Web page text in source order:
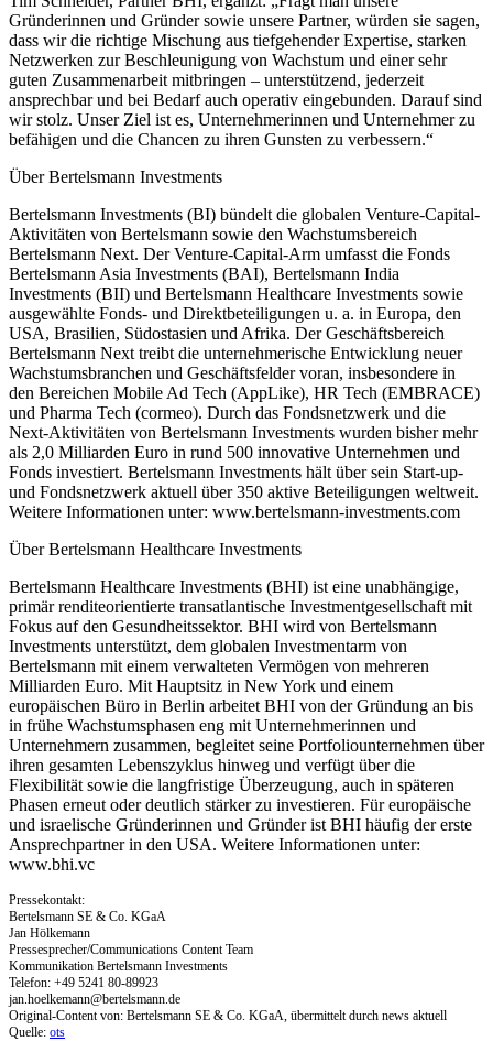
Gründerinnen und Gründer sowie unsere Partner, würden sie sagen,
dass wir die richtige Mischung aus tiefgehender Expertise, starken
Netzwerken zur Beschleunigung von Wachstum und einer sehr
guten Zusammenarbeit mitbringen – unterstützend, jederzeit
ansprechbar und bei Bedarf auch operativ eingebunden. Darauf sind
wir stolz. Unser Ziel ist es, Unternehmerinnen und Unternehmer zu
befähigen und die Chancen zu ihren Gunsten zu verbessern.“
Über Bertelsmann Investments
Bertelsmann Investments (BI) bündelt die globalen Venture-Capital-
Aktivitäten von Bertelsmann sowie den Wachstumsbereich
Bertelsmann Next. Der Venture-Capital-Arm umfasst die Fonds
Bertelsmann Asia Investments (BAI), Bertelsmann India
Investments (BII) und Bertelsmann Healthcare Investments sowie
ausgewählte Fonds- und Direktbeteiligungen u. a. in Europa, den
USA, Brasilien, Südostasien und Afrika. Der Geschäftsbereich
Bertelsmann Next treibt die unternehmerische Entwicklung neuer
Wachstumsbranchen und Geschäftsfelder voran, insbesondere in
den Bereichen Mobile Ad Tech (AppLike), HR Tech (EMBRACE)
und Pharma Tech (cormeo). Durch das Fondsnetzwerk und die
Next-Aktivitäten von Bertelsmann Investments wurden bisher mehr
als 2,0 Milliarden Euro in rund 500 innovative Unternehmen und
Fonds investiert. Bertelsmann Investments hält über sein Start-up-
und Fondsnetzwerk aktuell über 350 aktive Beteiligungen weltweit.
Weitere Informationen unter: www.bertelsmann-investments.com
Über Bertelsmann Healthcare Investments
Bertelsmann Healthcare Investments (BHI) ist eine unabhängige,
primär renditeorientierte transatlantische Investmentgesellschaft mit
Fokus auf den Gesundheitssektor. BHI wird von Bertelsmann
Investments unterstützt, dem globalen Investmentarm von
Bertelsmann mit einem verwalteten Vermögen von mehreren
Milliarden Euro. Mit Hauptsitz in New York und einem
europäischen Büro in Berlin arbeitet BHI von der Gründung an bis
in frühe Wachstumsphasen eng mit Unternehmerinnen und
Unternehmern zusammen, begleitet seine Portfoliounternehmen über
ihren gesamten Lebenszyklus hinweg und verfügt über die
Flexibilität sowie die langfristige Überzeugung, auch in späteren
Phasen erneut oder deutlich stärker zu investieren. Für europäische
und israelische Gründerinnen und Gründer ist BHI häufig der erste
Ansprechpartner in den USA. Weitere Informationen unter:
www.bhi.vc
Pressekontakt:
Bertelsmann SE & Co. KGaA
Jan Hölkemann
Pressesprecher/Communications Content Team
Kommunikation Bertelsmann Investments
Telefon: +49 5241 80-89923
jan.hoelkemann@bertelsmann.de
Original-Content von: Bertelsmann SE & Co. KGaA, übermittelt durch news aktuell
Quelle: ots